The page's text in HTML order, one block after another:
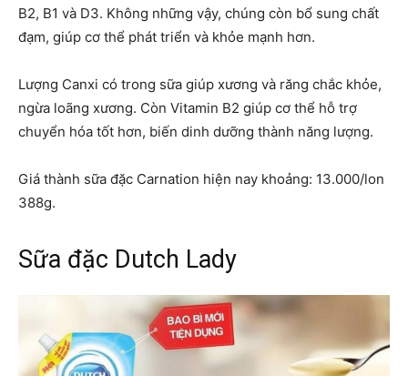
B2, B1 và D3. Không những vậy, chúng còn bổ sung chất
đạm, giúp cơ thể phát triển và khỏe mạnh hơn.
Lượng Canxi có trong sữa giúp xương và răng chắc khỏe,
ngừa loãng xương. Còn Vitamin B2 giúp cơ thể hỗ trợ
chuyển hóa tốt hơn, biến dinh dưỡng thành năng lượng.
Giá thành sữa đặc Carnation hiện nay khoảng: 13.000/lon
388g.
Sữa đặc Dutch Lady